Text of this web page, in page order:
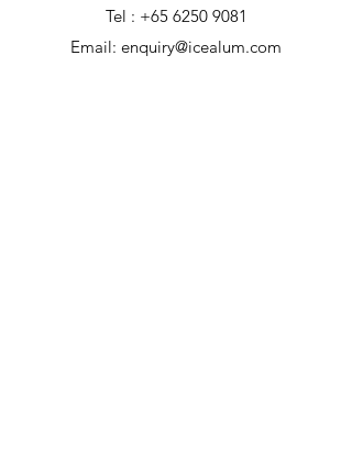
Tel : +65 6250 9081
Email: enquiry@icealum.com